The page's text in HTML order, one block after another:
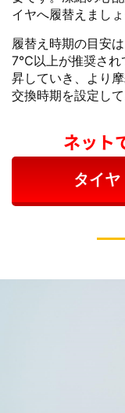
イヤへ履替えましょ
履替え時期の目安
7℃以上が推奨され
昇していき、より
交換時期を設定し
ネット
タイ